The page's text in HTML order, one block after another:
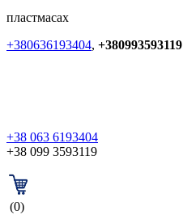
пластмасах
+380636193404, +380993593119
+38 063 6193404
+38 099 3593119
(0)